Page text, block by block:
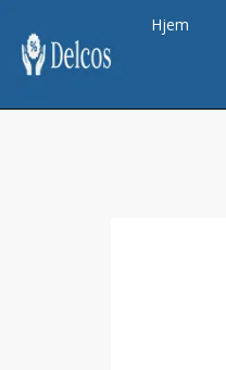
Hjem